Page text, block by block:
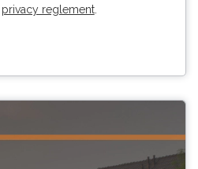
privacy reglement.